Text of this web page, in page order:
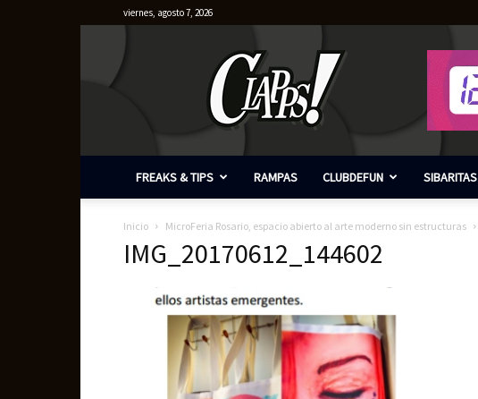
viernes, agosto 7, 2026
FREAKS & TIPS RAMPAS CLUBDEFUN SIBARITAS
Inicio MicroFeria Rosario, espacio abierto al arte moderno sin estructuras
IMG_20170612_144602